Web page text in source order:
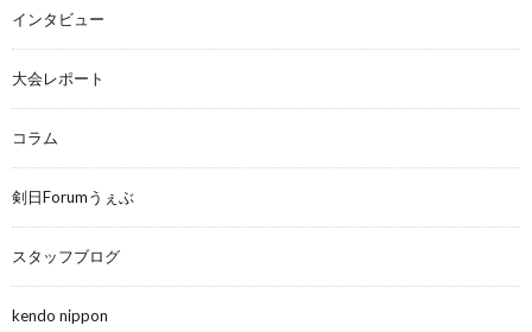
インタビュー
大会レポート
コラム
剣日Forumうぇぶ
スタッフブログ
kendo nippon